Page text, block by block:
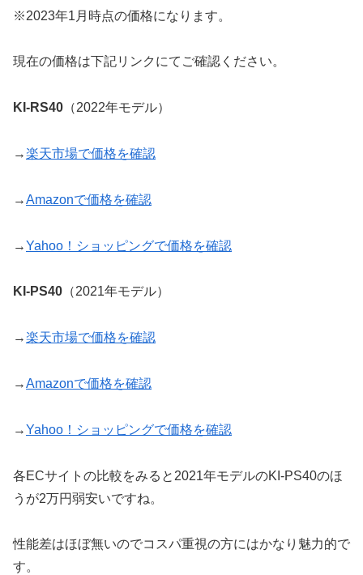
※2023年1月時点の価格になります。
現在の価格は下記リンクにてご確認ください。
KI-RS40 （2022年モデル）
→楽天市場で価格を確認
→Amazonで価格を確認
→Yahoo！ショッピングで価格を確認
KI-PS40 （2021年モデル）
→楽天市場で価格を確認
→Amazonで価格を確認
→Yahoo！ショッピングで価格を確認
各ECサイトの比較をみると2021年モデルのKI-PS40のほ
うが2万円弱安いですね。
性能差はほぼ無いのでコスパ重視の方にはかなり魅力的で
す。